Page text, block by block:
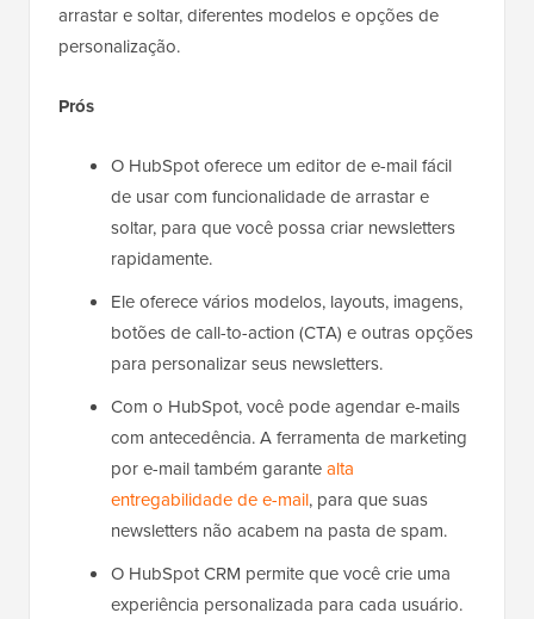
arrastar e soltar, diferentes modelos e opções de
personalização.
Prós
O HubSpot oferece um editor de e-mail fácil
de usar com funcionalidade de arrastar e
soltar, para que você possa criar newsletters
rapidamente.
Ele oferece vários modelos, layouts, imagens,
botões de call-to-action (CTA) e outras opções
para personalizar seus newsletters.
Com o HubSpot, você pode agendar e-mails
com antecedência. A ferramenta de marketing
por e-mail também garantealta
entregabilidade de e-mail, para que suas
newsletters não acabem na pasta de spam.
O HubSpot CRM permite que você crie uma
experiência personalizada para cada usuário.